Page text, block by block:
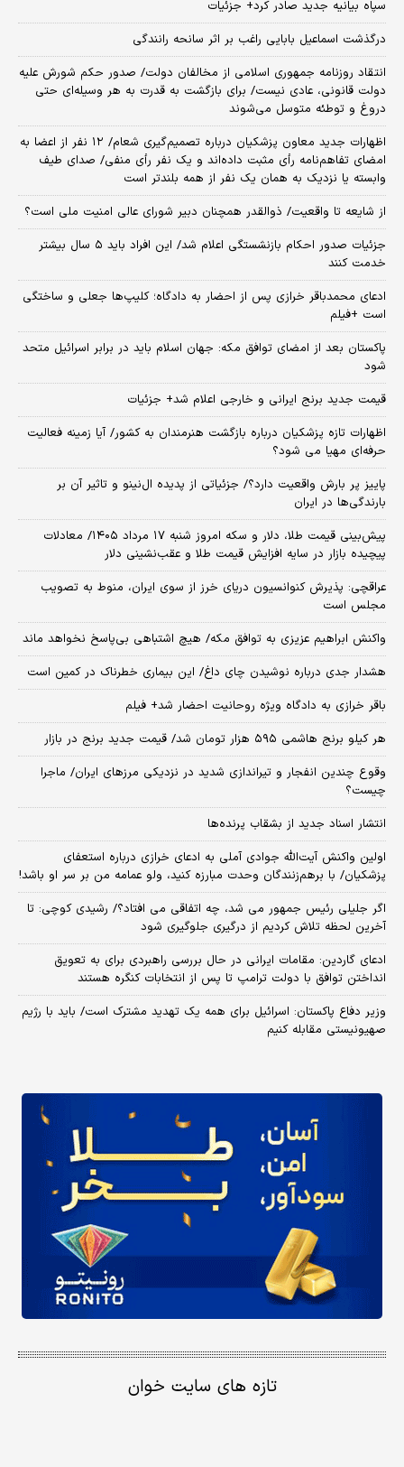
سپاه بیانیه جدید صادر کرد+ جزئیات
درگذشت اسماعیل بابایی راغب بر اثر سانحه رانندگی
انتقاد روزنامه جمهوری اسلامی از مخالفان دولت/ صدور حکم شورش علیه
دولت قانونی، عادی نیست/ برای بازگشت به قدرت به هر وسیله‌ای حتی
دروغ و توطئه متوسل می‌شوند
اظهارات جدید معاون پزشکیان درباره تصمیم‌گیری شعام/ ۱۲ نفر از اعضا به
امضای تفاهم‌نامه رأی مثبت داده‌اند و یک نفر رأی منفی/ صدای طیف
وابسته یا نزدیک به همان یک نفر از همه بلندتر است
از شایعه تا واقعیت/ ذوالقدر همچنان دبیر شورای ‌عالی امنیت ملی است؟
جزئیات صدور احکام بازنشستگی اعلام شد/ این افراد باید ۵ سال بیشتر
خدمت کنند
ادعای محمدباقر خرازی پس از احضار به دادگاه؛ کلیپ‌ها جعلی و ساختگی
است +فیلم
پاکستان بعد از امضای توافق مکه: جهان اسلام باید در برابر اسرائیل متحد
شود
قیمت جدید برنج ایرانی و خارجی اعلام شد+ جزئیات
اظهارات تازه پزشکیان درباره بازگشت هنرمندان به کشور/ آیا زمینه فعالیت
حرفه‌ای مهیا می شود؟
پاییز پر بارش واقعیت دارد؟/ جزئیاتی از پدیده ال‌نینو و تاثیر آن بر
بارندگی‌ها در ایران
پیش‌بینی قیمت طلا، دلار و سکه امروز شنبه ۱۷ مرداد ۱۴۰۵/ معادلات
پیچیده بازار در سایه افزایش قیمت طلا و عقب‌نشینی دلار
عراقچی: پذیرش کنوانسیون دریای خرز از سوی ایران، منوط به تصویب
مجلس است
واکنش ابراهیم عزیزی به توافق مکه/ هیچ اشتباهی بی‌پاسخ نخواهد ماند
هشدار جدی درباره نوشیدن چای داغ/ این بیماری خطرناک در کمین است
باقر خرازی به دادگاه ویژه روحانیت احضار شد+ فیلم
هر کیلو برنج هاشمی ۵۹۵ هزار تومان شد/ قیمت جدید برنج در بازار
وقوع چندین انفجار و تیراندازی شدید در نزدیکی مرز‌های ایران/ ماجرا
چیست؟
انتشار اسناد جدید از بشقاب پرنده‌ها
اولین واکنش آیت‌الله جوادی آملی به ادعای خرازی درباره استعفای
پزشکیان/ با برهم‌زنندگان وحدت مبارزه کنید، ولو عمامه من بر سر او باشد!
اگر جلیلی رئیس جمهور می شد، چه اتفاقی می افتاد؟/ رشیدی کوچی: تا
آخرین لحظه تلاش کردیم از درگیری جلوگیری شود
ادعای گاردین: مقامات ایرانی در حال بررسی راهبردی برای به تعویق
انداختن توافق با دولت ترامپ تا پس از انتخابات کنگره هستند
وزیر دفاع پاکستان: اسرائیل برای همه یک تهدید مشترک است/ باید با رژیم
صهیونیستی مقابله کنیم
تازه های سایت خوان